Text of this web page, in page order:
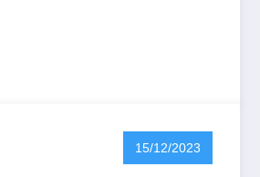
15/12/2023